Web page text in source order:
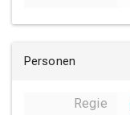
Personen
Regie